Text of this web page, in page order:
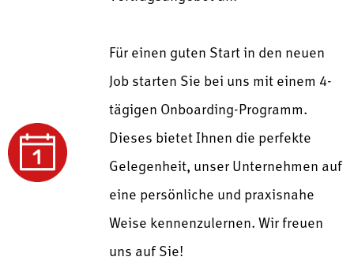
Für einen guten Start in den neuen
Job starten Sie bei uns mit einem 4-
tägigen Onboarding-Programm.
Dieses bietet Ihnen die perfekte
Gelegenheit, unser Unternehmen auf
eine persönliche und praxisnahe
Weise kennenzulernen.Wir freuen
uns auf Sie!